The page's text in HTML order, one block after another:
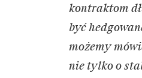
kontraktom
być
możemy
nie tylko o